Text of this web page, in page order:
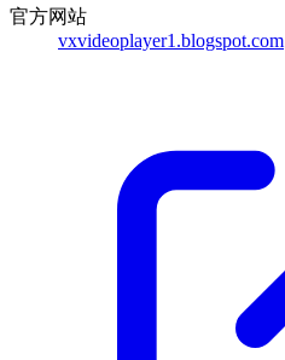
官方网站
vxvideoplayer1.blogspot.com